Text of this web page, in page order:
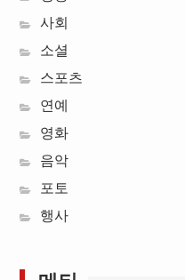
사회
소셜
스포츠
연예
영화
음악
포토
행사